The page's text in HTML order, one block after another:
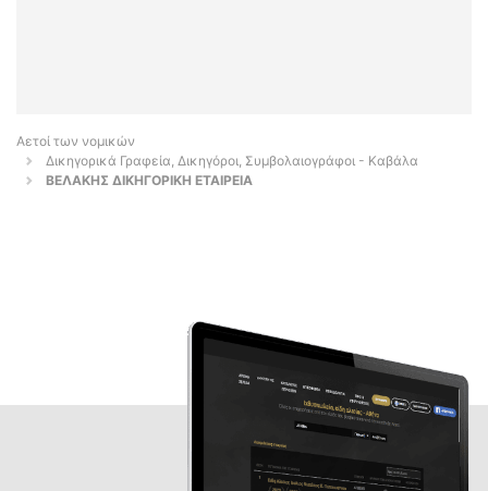
Αετοί των νομικών
Δικηγορικά Γραφεία, Δικηγόροι, Συμβολαιογράφοι - Καβάλα
ΒΕΛΑΚΗΣ ΔΙΚΗΓΟΡΙΚΗ ΕΤΑΙΡΕΙΑ